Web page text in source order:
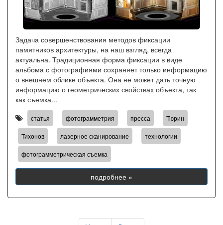
Задача совершенствования методов фиксации
памятников архитектуры, на наш взгляд, всегда
актуальна. Традиционная форма фиксации в виде
альбома с фотографиями сохраняет только информацию
о внешнем облике объекта. Она не может дать точную
информацию о геометрических свойствах объекта, так
как съемка...
статья фотограмметрия пресса Тюрин
Тихонов лазерное сканирование технологии
фотограмметрическая съемка
подробнее »